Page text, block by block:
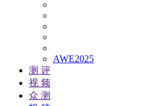
AWE2025
测 评
视 频
众 测